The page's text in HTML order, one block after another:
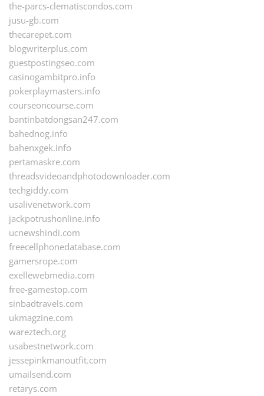
the-parcs-clematiscondos.com
jusu-gb.com
thecarepet.com
blogwriterplus.com
guestpostingseo.com
casinogambitpro.info
pokerplaymasters.info
courseoncourse.com
bantinbatdongsan247.com
bahednog.info
bahenxgek.info
pertamaskre.com
threadsvideoandphotodownloader.com
techgiddy.com
usalivenetwork.com
jackpotrushonline.info
ucnewshindi.com
freecellphonedatabase.com
gamersrope.com
exellewebmedia.com
free-gamestop.com
sinbadtravels.com
ukmagzine.com
wareztech.org
usabestnetwork.com
jessepinkmanoutfit.com
umailsend.com
retarys.com